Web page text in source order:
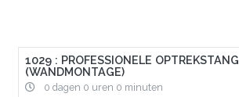
1029 : PROFESSIONELE OPTREKSTANG
(WANDMONTAGE)
0 dagen 0 uren 0 minuten